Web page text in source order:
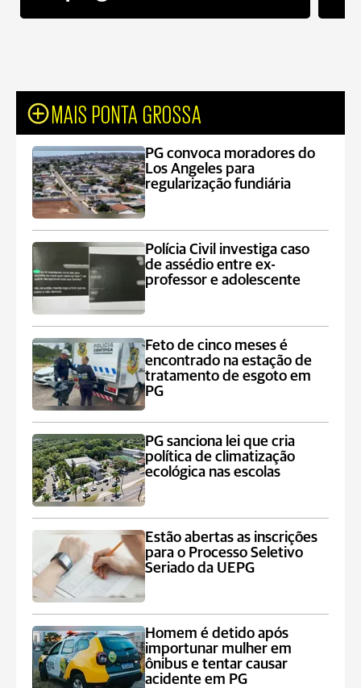
MAIS PONTA GROSSA
PG convoca moradores do
Los Angeles para
regularização fundiária
Polícia Civil investiga caso
de assédio entre ex-
professor e adolescente
Feto de cinco meses é
encontrado na estação de
tratamento de esgoto em
PG
PG sanciona lei que cria
política de climatização
ecológica nas escolas
Estão abertas as inscrições
para o Processo Seletivo
Seriado da UEPG
Homem é detido após
importunar mulher em
ônibus e tentar causar
acidente em PG